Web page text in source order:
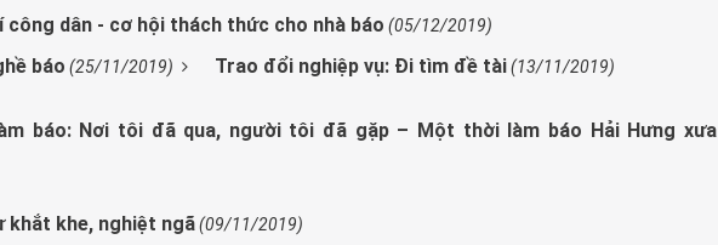
công dân - cơ hội thách thức cho nhà báo (05/12/2019)
báo (25/11/2019) Trao đổi nghiệp vụ: Đi tìm đề tài(13/11/2019)
báo: Nơi tôi đã qua, người tôi đã gặp – Một thời làm báo Hải Hưng xưa
khắt khe, nghiệt ngã(09/11/2019)